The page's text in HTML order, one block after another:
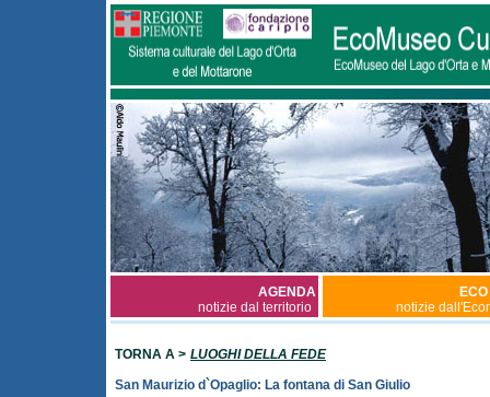
AGENDA
notizie dal territorio
notizie
TORNA A > LUOGHI DELLA FEDE
San Maurizio d`Opaglio: La fontana di San Giulio